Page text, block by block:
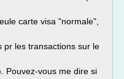
carte visa "normale",
pr les transactions sur le
Pouvez-vous me dire si